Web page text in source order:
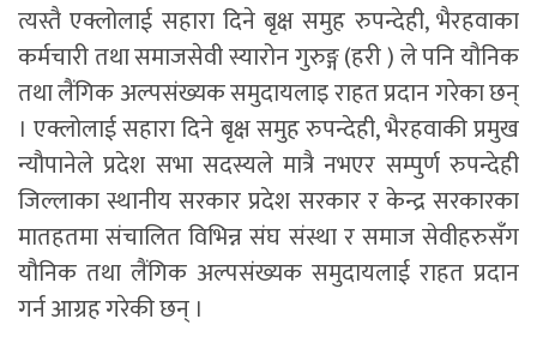
त्यस्तै एक्लोलाई सहारा दिने बृक्ष समुह रुपन्देही, भैरहवाका
कर्मचारी तथा समाजसेवी स्यारोन गुरुङ्ग (हरी ) ले पनि यौनिक
तथा लैंगिक अल्पसंख्यक समुदायलाइ राहत प्रदान गरेका छन्
। एक्लोलाई सहारा दिने बृक्ष समुह रुपन्देही, भैरहवाकी प्रमुख
न्यौपानेले प्रदेश सभा सदस्यले मात्रै नभएर सम्पुर्ण रुपन्देही
जिल्लाका स्थानीय सरकार प्रदेश सरकार र केन्द्र सरकारका
मातहतमा संचालित विभिन्न संघ संस्था र समाज सेवीहरुसँग
यौनिक तथा लैंगिक अल्पसंख्यक समुदायलाई राहत प्रदान
गर्न आग्रह गरेकी छन् ।